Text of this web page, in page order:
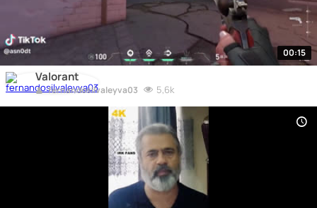
00:15
Valorant
fernandosilvaleyva03 5,6k